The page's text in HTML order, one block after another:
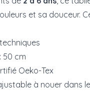
et sa douceur.
50 cm
Oeko-Tex
à nouer dans